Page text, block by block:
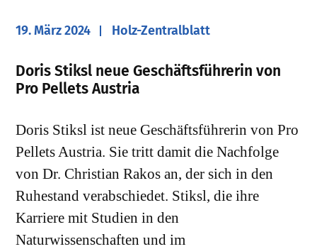
19. März 2024 Holz-Zentralblatt
Doris Stiksl neue Geschäftsführerin von
Pro Pellets Austria
Doris Stiksl ist neue Geschäftsführerin von Pro
Pellets Austria. Sie tritt damit die Nachfolge
von Dr. Christian Rakos an, der sich in den
Ruhestand verabschiedet. Stiksl, die ihre
Karriere mit Studien in den
Naturwissenschaften und im